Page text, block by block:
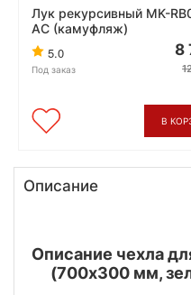
Лук рекурсивный MK-
AC (камуфляж)
5.0
Под заказ
8
В
Описание
Описание чехла
(700x300 мм,